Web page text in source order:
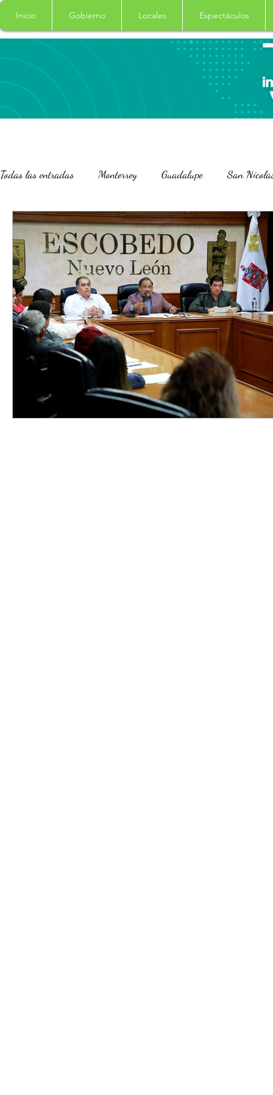
Inicio Gobierno Locales Espectáculos
Todas las entradas Monterrey Guadalupe San
San Pedro Garza Garcia Nacional Internacional
Salud Columna Curiosidades Garcia
Elecciones2021NL Educación Economía